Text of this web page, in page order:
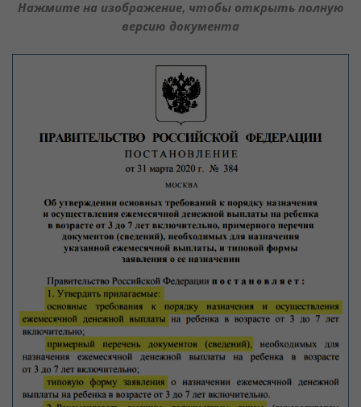
Нажмите на изображение, чтобы открыть полную
версию документа